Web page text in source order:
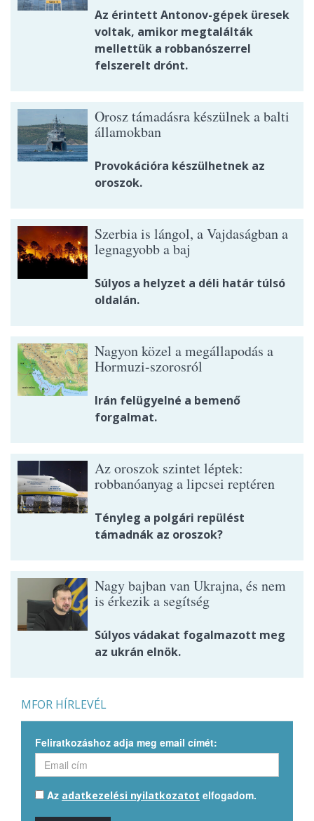
Az érintett Antonov-gépek üresek
voltak, amikor megtalálták
mellettük a robbanószerrel
felszerelt drónt.
Orosz támadásra készülnek a balti
államokban
Provokációra készülhetnek az
oroszok.
Szerbia is lángol, a Vajdaságban a
legnagyobb a baj
Súlyos a helyzet a déli határ túlsó
oldalán.
Nagyon közel a megállapodás a
Hormuzi-szorosról
Irán felügyelné a bemenő
forgalmat.
Az oroszok szintet léptek:
robbanóanyag a lipcsei reptéren
Tényleg a polgári repülést
támadnák az oroszok?
Nagy bajban van Ukrajna, és nem
is érkezik a segítség
Súlyos vádakat fogalmazott meg
az ukrán elnök.
MFOR HÍRLEVÉL
Feliratkozáshoz adja meg email címét:
Az adatkezelési nyilatkozatot elfogadom.